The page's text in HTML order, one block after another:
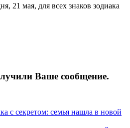
21 мая, для всех знаков зодиака
Ваше сообщение.
с секретом: семья нашла в новой